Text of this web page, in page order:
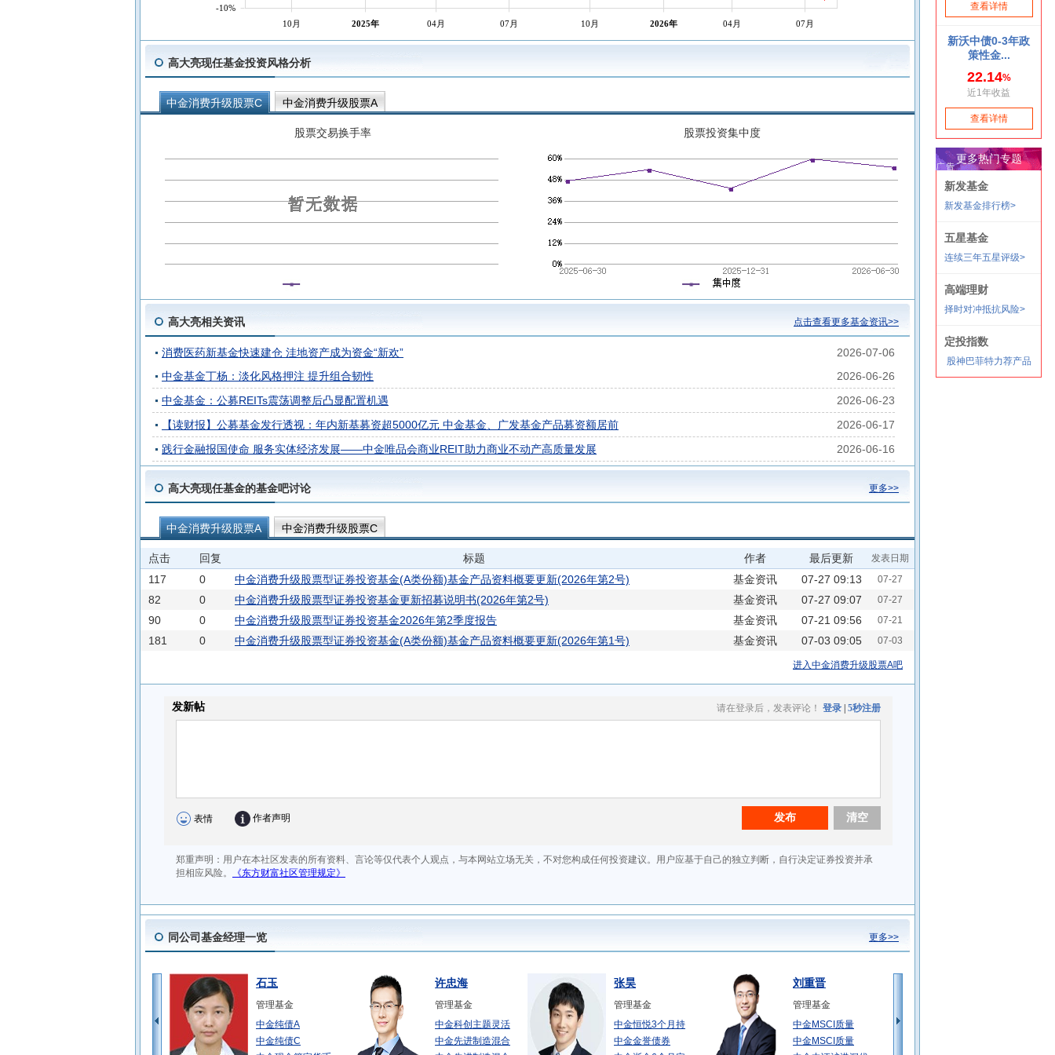
10月 2025年 04月 07月 10月 2026年 04月 07月
-10%
高大亮现任基金投资风格分析
中金消费升级股票C 中金消费升级股票A
股票交易换手率 股票投资集中度
高大亮相关资讯 点击查看更多基金资讯>>
消费医药新基金快速建仓 洼地资产成为资金“新欢”
2026-07-06
中金基金丁杨：淡化风格押注 提升组合韧性
2026-06-26
中金基金：公募REITs震荡调整后凸显配置机遇
2026-06-23
【读财报】公募基金发行透视：年内新基募资超5000亿元 中金基金、广发基金产品募资额居前
2026-06-17
践行金融报国使命 服务实体经济发展——中金唯品会商业REIT助力商业不动产高质量发展
2026-06-16
高大亮现任基金的基金吧讨论 更多>>
中金消费升级股票A 中金消费升级股票C
点击 回复 标题 作者 最后更新 发表日期
117 0 中金消费升级股票型证券投资基金(A类份额)基金产品资料概要更新(2026年第2号) 基金资讯 07-27 09:13 07-27
82 0 中金消费升级股票型证券投资基金更新招募说明书(2026年第2号) 基金资讯 07-27 09:07 07-27
90 0 中金消费升级股票型证券投资基金2026年第2季度报告 基金资讯 07-21 09:56 07-21
181 0 中金消费升级股票型证券投资基金(A类份额)基金产品资料概要更新(2026年第1号) 基金资讯 07-03 09:05 07-03
进入中金消费升级股票A吧
同公司基金经理一览 更多>>
石玉
管理基金
中金纯债A
中金纯债C
许忠海
管理基金
中金科创主题灵活
中金先进制造混合
张昊
管理基金
中金恒悦3个月持
中金金誉债券
刘重晋
管理基金
中金MSCI质量
中金MSCI质量